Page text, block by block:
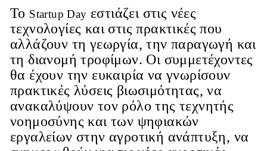
Το Startup Day εστιάζει στις νέες
τεχνολογίες και στις πρακτικές που
αλλάζουν τη γεωργία, την παραγωγή και
τη διανομή τροφίμων. Οι συμμετέχοντες
θα έχουν την ευκαιρία να γνωρίσουν
πρακτικές λύσεις βιωσιμότητας, να
ανακαλύψουν τον ρόλο της τεχνητής
νοημοσύνης και των ψηφιακών
εργαλείων στην αγροτική ανάπτυξη, να